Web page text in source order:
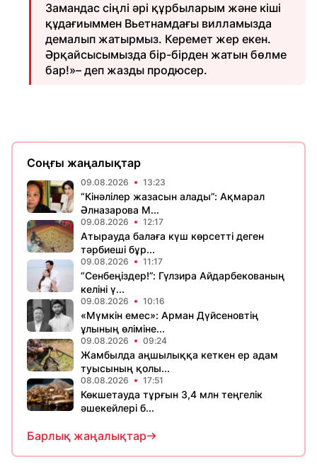
Замандас сіңлі әрі құрбыларым және кіші
құдағиыммен Вьетнамдағы вилламызда
демалып жатырмыз. Керемет жер екен.
Әрқайсысымызда бір-бірден жатын бөлме
бар!»– деп жазды продюсер.
Соңғы жаңалықтар
09.08.2026 13:23
“Кінәлілер жазасын алады”: Ақмарал
Әлназарова М...
09.08.2026 12:17
Атырауда балаға күш көрсетті деген
тәрбиеші бұр...
09.08.2026 11:17
“Сенбеңіздер!”: Гүлзира Айдарбекованың
келіні ү...
09.08.2026 10:16
«Мүмкін емес»: Арман Дүйсеновтің
ұлының өліміне...
09.08.2026 09:24
Жамбылда аңшылыққа кеткен ер адам
туысының қолы...
08.08.2026 17:51
Көкшетауда тұрғын 3,4 млн теңгелік
әшекейлері б...
Барлық жаңалықтар